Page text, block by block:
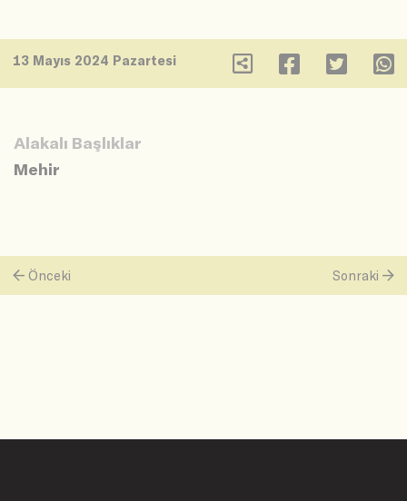
13 Mayıs 2024 Pazartesi
Alakalı Başlıklar
Mehir
Önceki Sonraki